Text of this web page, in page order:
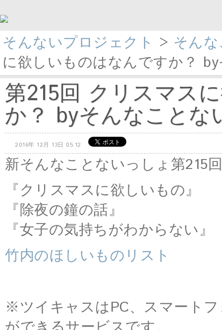
そんないプロジェクト > そん
に欲しいものはなんですか？
第215回 クリスマス
か？ byそんなことな
2016年 12月 13日 05:12
新そんなことないっしょ第215
『クリスマスに欲しいもの』
『除夜の鐘の話』
『女子の気持ちがわからない』
竹内のほしいものリスト
※ツイキャスはPC、スマート